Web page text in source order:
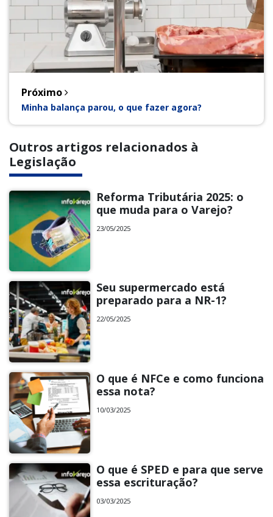
Próximo
Minha balança parou, o que fazer agora?
Outros artigos relacionados à
Legislação
Reforma Tributária 2025: o
que muda para o Varejo?
23/05/2025
Seu supermercado está
preparado para a NR-1?
22/05/2025
O que é NFCe e como funciona
essa nota?
10/03/2025
O que é SPED e para que serve
essa escrituração?
03/03/2025